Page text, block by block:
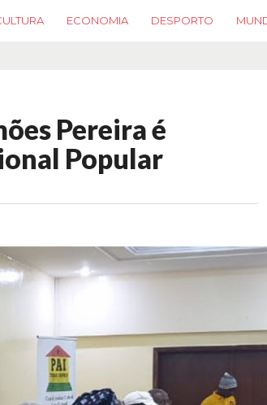
ECONOMIA DESPORTO
Pereira é
Popular